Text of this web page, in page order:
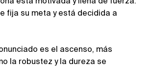
está motivada y llena de fuerza.
fija su meta y está decidida a
es el ascenso, más
la robustez y la dureza se